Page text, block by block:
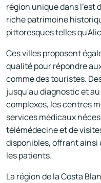
région unique dans l'est
riche patrimoine
pittoresques telles
Ces villes proposent
qualité pour répondre
comme des touristes.
jusqu'au diagnostic et
complexes, les centres
services médicaux
télémédecine et de
disponibles, offrant
les patients.
La région de la Costa